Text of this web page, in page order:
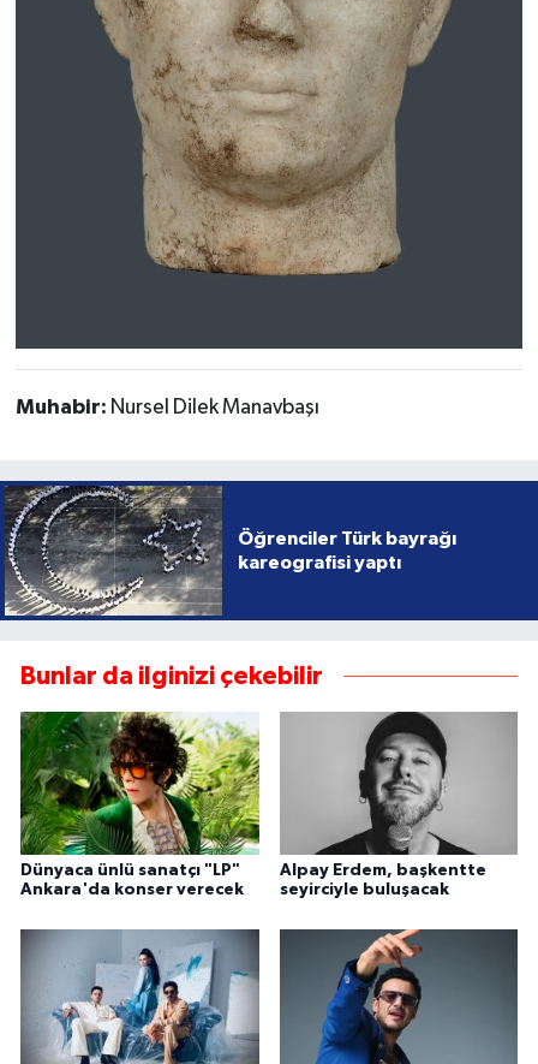
Muhabir: Nursel Dilek Manavbaşı
Öğrenciler Türk bayrağı
kareografisi yaptı
Bunlar da ilginizi çekebilir
Dünyaca ünlü sanatçı "LP"
Ankara'da konser verecek
Alpay Erdem, başkentte
seyirciyle buluşacak